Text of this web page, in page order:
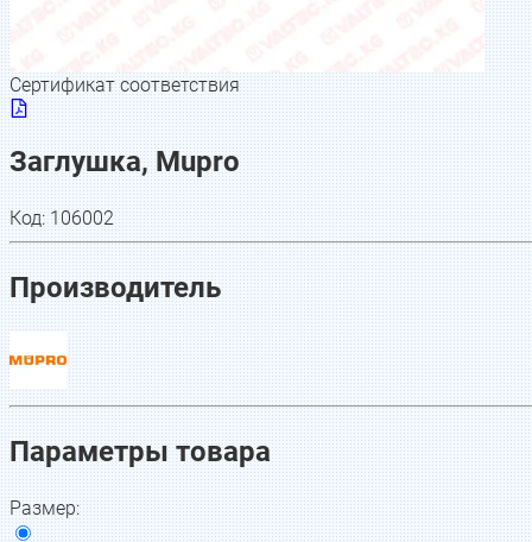
Сертификат соответствия
Заглушка, Mupro
Код:106002
Производитель
Параметры товара
Размер: